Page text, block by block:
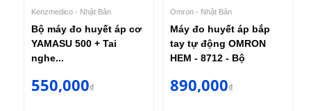
Kenzmedico - Nhật Bản
Bộ máy đo huyết áp cơ
YAMASU 500 + Tai
nghe...
550,000₫
Omron - Nhật Bản
Máy đo huyết áp bắp
tay tự động OMRON
HEM - 8712 - Bộ
890,000₫